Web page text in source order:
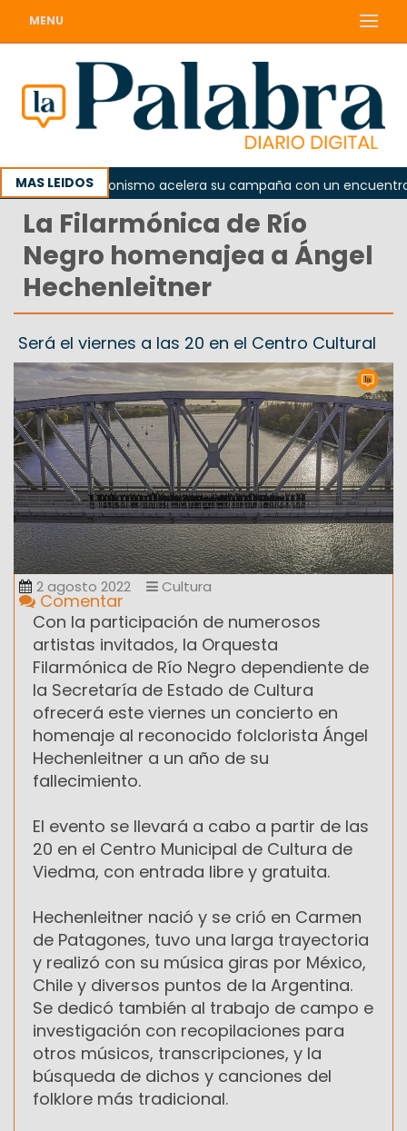
MENU
MAS LEIDOS
El peronismo acelera su campaña con un encuentro
La Filarmónica de Río
Negro homenajea a Ángel
Hechenleitner
Será el viernes a las 20 en el Centro Cultural
2 agosto 2022 Cultura
Comentar
Con la participación de numerosos
artistas invitados, la Orquesta
Filarmónica de Río Negro dependiente de
la Secretaría de Estado de Cultura
ofrecerá este viernes un concierto en
homenaje al reconocido folclorista Ángel
Hechenleitner a un año de su
fallecimiento.
El evento se llevará a cabo a partir de las
20 en el Centro Municipal de Cultura de
Viedma, con entrada libre y gratuita.
Hechenleitner nació y se crió en Carmen
de Patagones, tuvo una larga trayectoria
y realizó con su música giras por México,
Chile y diversos puntos de la Argentina.
Se dedicó también al trabajo de campo e
investigación con recopilaciones para
otros músicos, transcripciones, y la
búsqueda de dichos y canciones del
folklore más tradicional.